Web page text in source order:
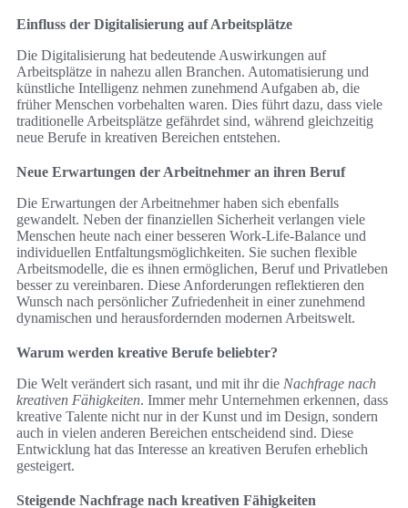
Einfluss der Digitalisierung auf Arbeitsplätze
Die Digitalisierung hat bedeutende Auswirkungen auf
Arbeitsplätze in nahezu allen Branchen. Automatisierung und
künstliche Intelligenz nehmen zunehmend Aufgaben ab, die
früher Menschen vorbehalten waren. Dies führt dazu, dass viele
traditionelle Arbeitsplätze gefährdet sind, während gleichzeitig
neue Berufe in kreativen Bereichen entstehen.
Neue Erwartungen der Arbeitnehmer an ihren Beruf
Die Erwartungen der Arbeitnehmer haben sich ebenfalls
gewandelt. Neben der finanziellen Sicherheit verlangen viele
Menschen heute nach einer besseren Work-Life-Balance und
individuellen Entfaltungsmöglichkeiten. Sie suchen flexible
Arbeitsmodelle, die es ihnen ermöglichen, Beruf und Privatleben
besser zu vereinbaren. Diese Anforderungen reflektieren den
Wunsch nach persönlicher Zufriedenheit in einer zunehmend
dynamischen und herausfordernden modernen Arbeitswelt.
Warum werden kreative Berufe beliebter?
Die Welt verändert sich rasant, und mit ihr die Nachfrage nach
kreativen Fähigkeiten. Immer mehr Unternehmen erkennen, dass
kreative Talente nicht nur in der Kunst und im Design, sondern
auch in vielen anderen Bereichen entscheidend sind. Diese
Entwicklung hat das Interesse an kreativen Berufen erheblich
gesteigert.
Steigende Nachfrage nach kreativen Fähigkeiten